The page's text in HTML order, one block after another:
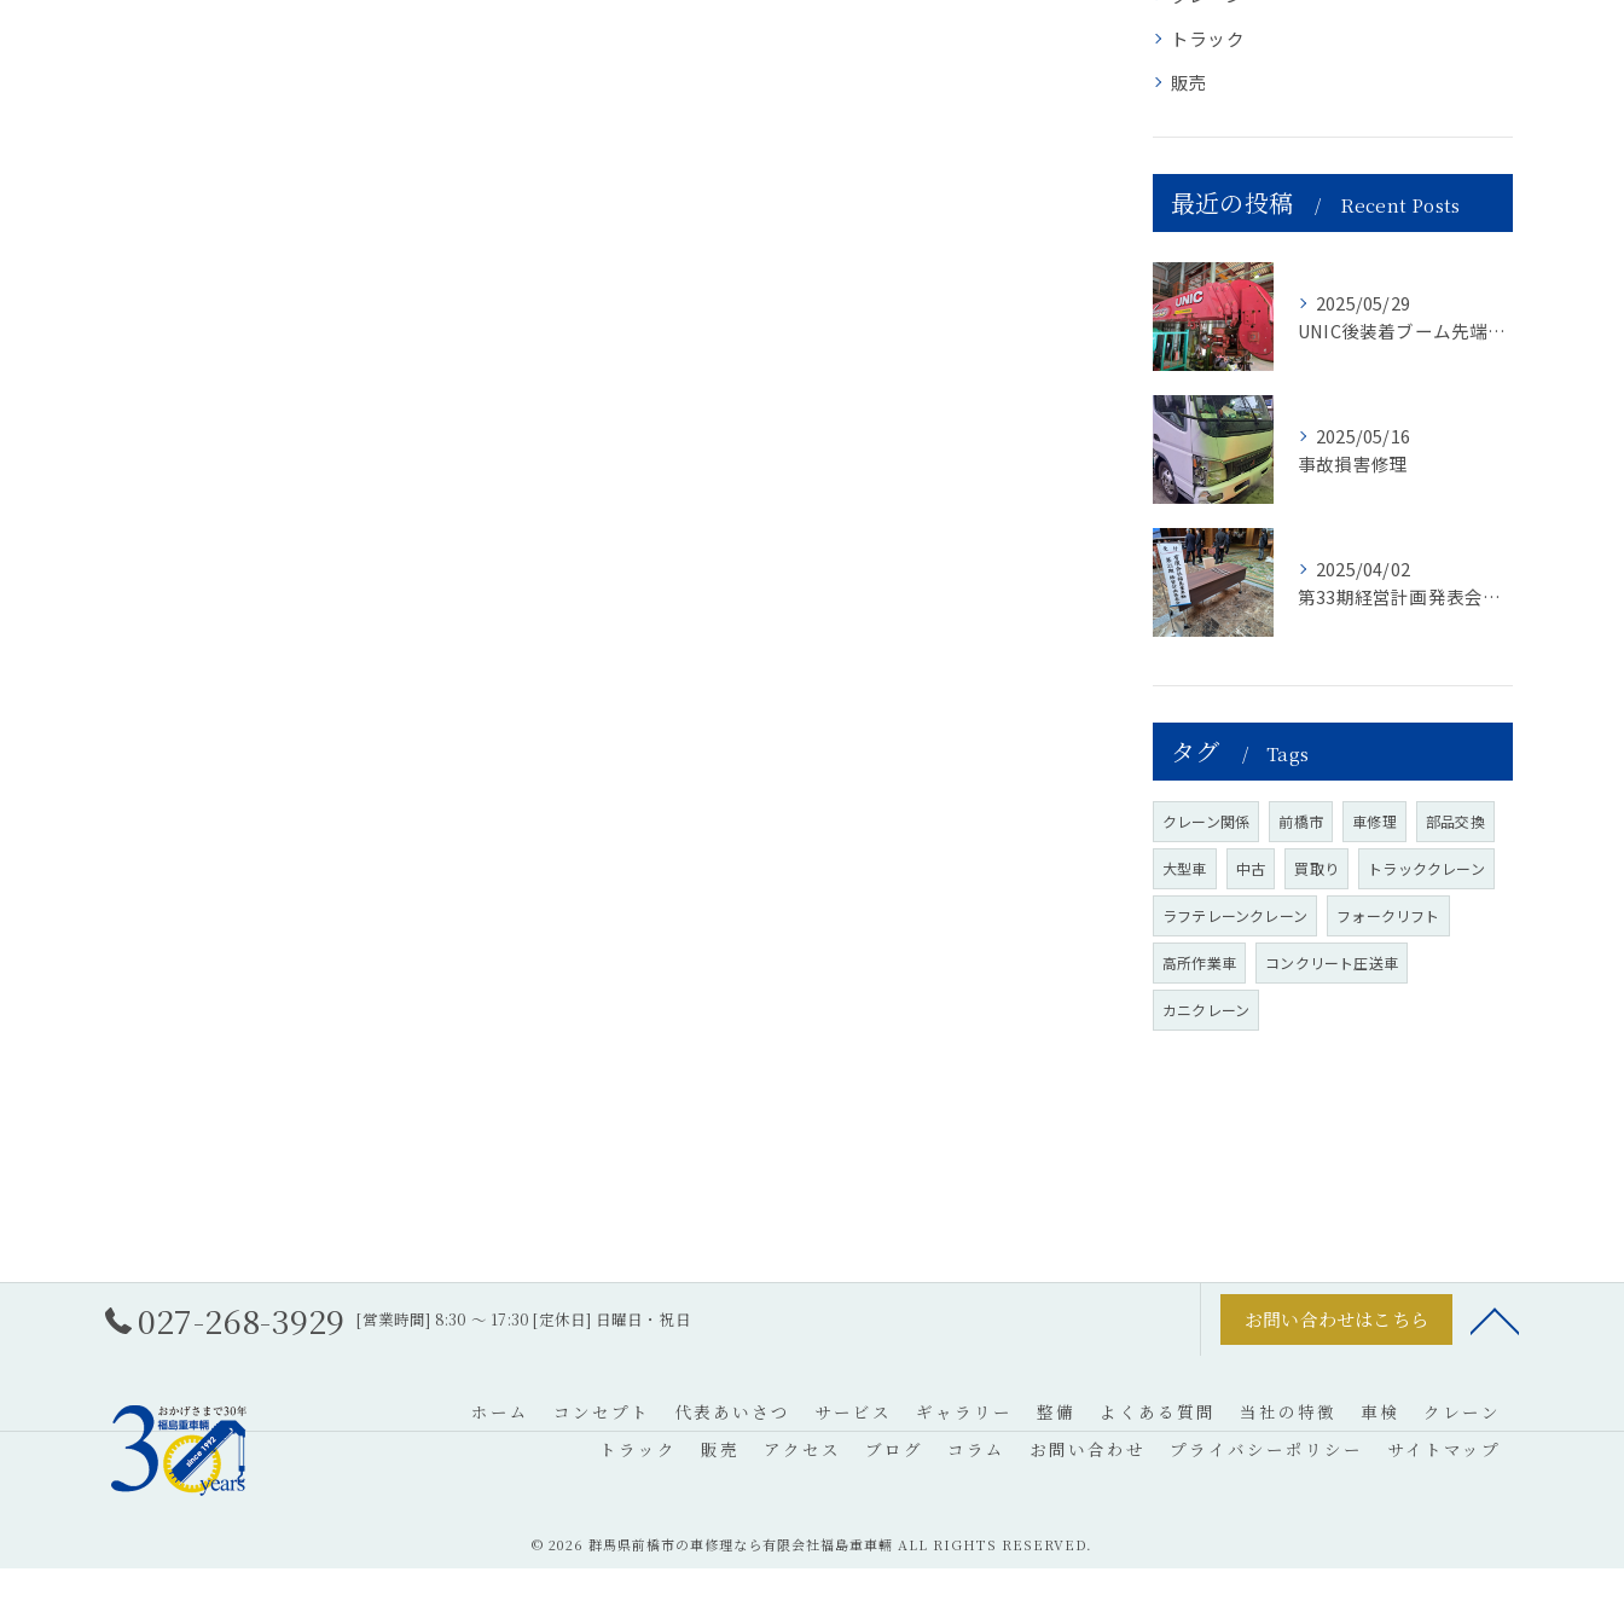
トラック
販売
最近の投稿 Recent Posts
2025/05/29
UNIC後装着ブーム先端作業灯取付工事
2025/05/16
事故損害修理
2025/04/02
第33期経営計画発表会開催
タグ Tags
クレーン関係 前橋市 車修理 部品交換
大型車 中古 買取り トラッククレーン
ラフテレーンクレーン フォークリフト
高所作業車 コンクリート圧送車
カニクレーン
027-268-3929 [営業時間] 8:30 ～ 17:30 [定休日] 日曜日・祝日 お問い合わせはこちら
ホーム コンセプト 代表あいさつ サービス ギャラリー 整備 よくある質問 当社の特徴 車検
クレーン
トラック
販売 アクセス ブログ コラム お問い合わせ プライバシーポリシー サイトマップ
© 2026 群馬県前橋市の車修理なら有限会社福島重車輛 ALL RIGHTS RESERVED.